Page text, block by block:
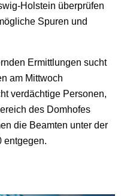
Holstein überprüfen
Spuren und
Ermittlungen sucht
am Mittwoch
verdächtige Personen,
des Domhofes
die Beamten unter der
entgegen.